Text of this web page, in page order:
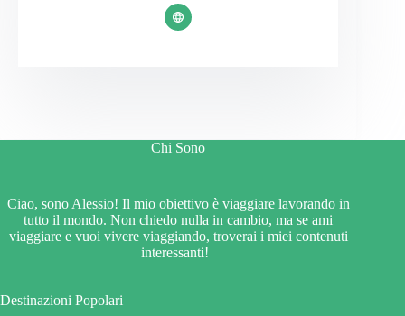
Chi Sono
Ciao, sono Alessio! Il mio obiettivo è viaggiare lavorando in
tutto il mondo. Non chiedo nulla in cambio, ma se ami
viaggiare e vuoi vivere viaggiando, troverai i miei contenuti
interessanti!
Destinazioni Popolari